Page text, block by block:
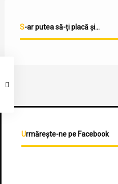
S-ar putea să-ți placă și...
Urmărește-ne pe Facebook